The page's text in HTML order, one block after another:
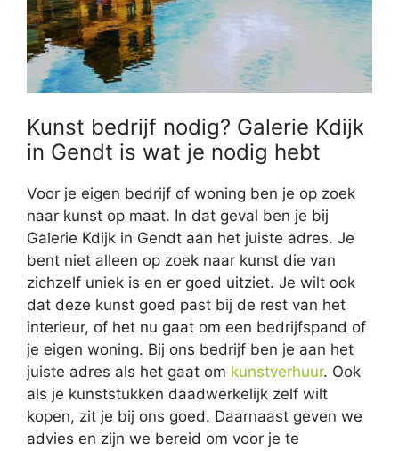
Kunst bedrijf nodig? Galerie Kdijk
in Gendt is wat je nodig hebt
Voor je eigen bedrijf of woning ben je op zoek
naar kunst op maat. In dat geval ben je bij
Galerie Kdijk in Gendt aan het juiste adres. Je
bent niet alleen op zoek naar kunst die van
zichzelf uniek is en er goed uitziet. Je wilt ook
dat deze kunst goed past bij de rest van het
interieur, of het nu gaat om een bedrijfspand of
je eigen woning. Bij ons bedrijf ben je aan het
juiste adres als het gaat om kunstverhuur. Ook
als je kunststukken daadwerkelijk zelf wilt
kopen, zit je bij ons goed. Daarnaast geven we
advies en zijn we bereid om voor je te